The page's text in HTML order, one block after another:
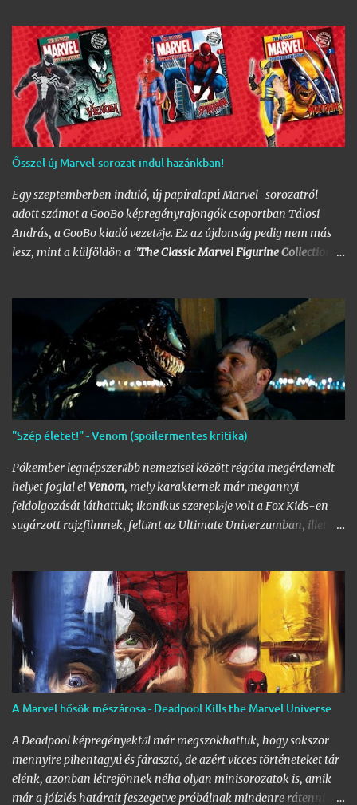
graffiti jam rajzaival!
Ősszel új Marvel-sorozat indul hazánkban!
Egy szeptemberben induló, új papíralapú Marvel-sorozatról
adott számot a GooBo képregényrajongók csoportban Tálosi
András, a GooBo kiadó vezetője. Ez az újdonság pedig nem más
lesz, mint a külföldön a "The Classic Marvel Figurine Collection
"
életpályájáról, egy róla mintázott ólomfigurával együtt.
Hazánkban már volt hasonló kaliberű próbálkozás a DC
figurákkal, de az a kísérlet hamar kudarcba fulladt, és kaszálták
a sorozatot. A kiadó ezúttal is az Eaglemoss lesz, a megjelenésre
pedig már nem is kell olyan sokat várnunk, alig néhány hét
múlva már a polcunkon tudhatjuk az első darabot. Az eredeti
sorozat 200 számot élt meg, ami azért nem kevés figurát jelent;
lehet készíteni hozzá az üres polcokat, melyek átrendezése már
így is folyamatosan borsot tör a képregényrajongók orra alá,
hála a Nagy DC- ésMarvel-Képregénygyűjteményegyre
nagyobb helyet igénylő …
"Szép életet!" - Venom (spoilermentes kritika)
Pókember legnépszerűbb nemezisei között régóta megérdemelt
helyet foglal elVenom, mely karakternek már megannyi
feldolgozását láthattuk; ikonikus szereplője volt a Fox Kids-en
sugárzott rajzfilmnek, feltűnt az Ultimate Univerzumban, illetve
Amazing Spider-Man252. számába a szimbióta első feltűnése, a
299. számban pedig már Venomot csodálhattuk egy rövid cameo
erejéig a füzet végén, egy vérfagyasztó jelenetben, ahol Mary
Jane-et rémítette halálra. A gonosztevő megalkotása egyébként
Todd MacFarlaneésDavid Michelinienevéhez fűzödik, előbbi
pedig részt vett a film forgatókönyvének megírásában. A rajongói
nyomást általában igyekeznek figyelembe venni mind a
képregények, mind a filmek terén, a Marvel és a Sony közös
megegyezésének köszönhetően pedig megszületett a legendás
karakter, Venom önálló filmje. (Azt azért hozzátenném
zárójelben, hogy inkább lett ez egy Eddie …
A Marvel hősök mészárosa - Deadpool Kills the Marvel Universe
A Deadpool képregényektől már megszokhattuk, hogy sokszor
mennyire pihentagyú és fárasztó, de azért vicces történeteket tár
elénk, azonban létrejönnek néha olyan minisorozatok is, amik
már a jóízlés határait feszegetve próbálnak mindenre rátenni egy